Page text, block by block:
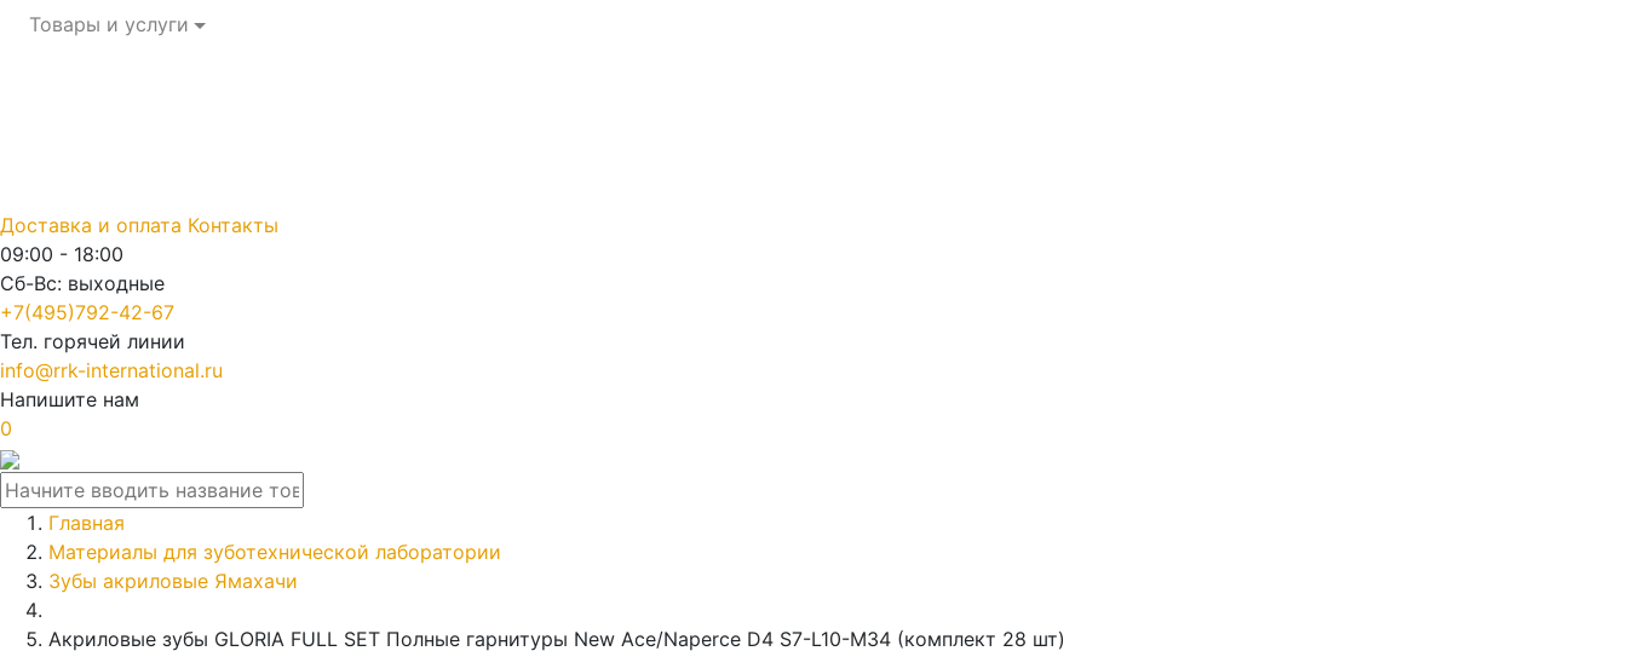
Товары и услуги
Доставка и оплата Контакты
09:00 - 18:00
Сб-Вс: выходные
+7(495)792-42-67
Тел. горячей линии
info@rrk-international.ru
Напишите нам
0
Главная
Материалы для зуботехнической лаборатории
Зубы акриловые Ямахачи
Акриловые зубы GLORIA FULL SET Полные гарнитуры New Ace/Naperce D4 S7-L10-M34 (комплект 28 шт)